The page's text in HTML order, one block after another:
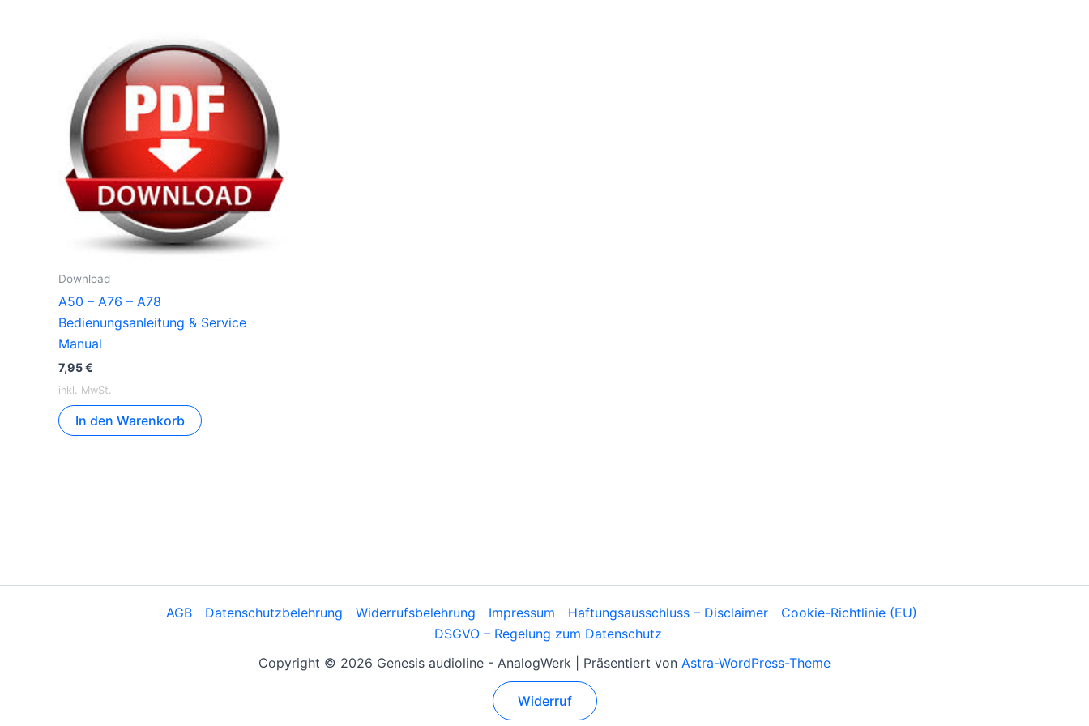
Download
A50 – A76 – A78
Bedienungsanleitung & Service
Manual
7,95€
inkl. MwSt.
In den Warenkorb
AGB Datenschutzbelehrung Widerrufsbelehrung Impressum Haftungsausschluss – Disclaimer
Cookie-Richtlinie (EU)
DSGVO – Regelung zum Datenschutz
Copyright © 2026 Genesis audioline - AnalogWerk | Präsentiert von Astra-WordPress-Theme
Widerruf